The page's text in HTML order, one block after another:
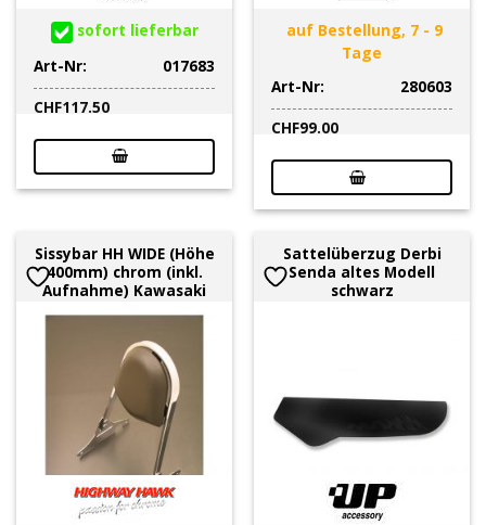
sofort lieferbar
Art-Nr:
017683
CHF117.50
auf Bestellung, 7 - 9
Tage
Art-Nr:
280603
CHF99.00
Sissybar HH WIDE (Höhe
400mm) chrom (inkl.
Aufnahme) Kawasaki
Sattelüberzug Derbi
Senda altes Modell
schwarz